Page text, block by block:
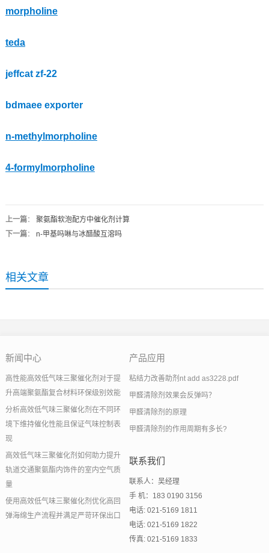
morpholine
teda
jeffcat zf-22
bdmaee exporter
n-methylmorpholine
4-formylmorpholine
上一篇： 聚氨酯软泡配方中催化剂计算
下一篇： n-甲基吗啉与冰醋酸互溶吗
相关文章
新闻中心
高性能高效低气味三聚催化剂对于提
升高端聚氨酯复合材料环保级别效能
分析高效低气味三聚催化剂在不同环
境下维持催化性能且保证气味控制表
现
高效低气味三聚催化剂如何助力提升
轨道交通聚氨酯内饰件的室内空气质
量
使用高效低气味三聚催化剂优化高回
弹海绵生产流程并满足严苛环保出口
产品应用
粘结力改善助剂nt add as3228.pdf
甲醛清除剂效果会反弹吗？
甲醛清除剂的原理
甲醛清除剂的作用周期有多长?
联系我们
联系人：吴经理
手 机：183 0190 3156
电话: 021-5169 1811
电话: 021-5169 1822
传真: 021-5169 1833